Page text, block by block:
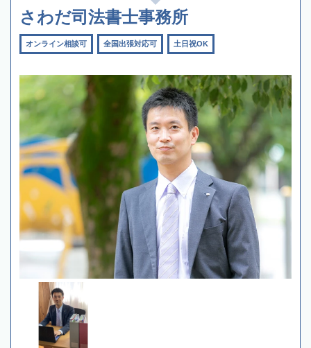
さわだ司法書士事務所
オンライン相談可 全国出張対応可 土日祝OK